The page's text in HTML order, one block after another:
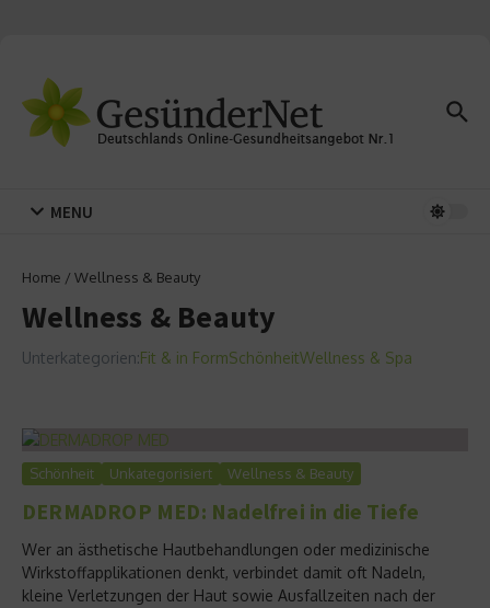
MENU
Home / Wellness & Beauty
Wellness & Beauty
Unterkategorien:Fit & in FormSchönheitWellness & Spa
Schönheit Unkategorisiert Wellness & Beauty
DERMADROP MED: Nadelfrei in die Tiefe
Wer an ästhetische Hautbehandlungen oder medizinische
Wirkstoffapplikationen denkt, verbindet damit oft Nadeln,
kleine Verletzungen der Haut sowie Ausfallzeiten nach der